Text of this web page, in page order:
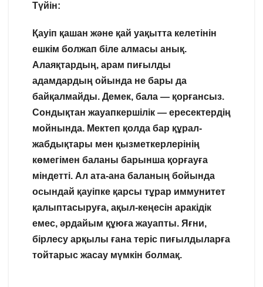
Түйін:
Қауіп қашан және қай уақытта келетінін
ешкім болжап біле алмасы анық.
Алаяқтардың, арам пиғылды
адамдардың ойында не бары да
байқалмайды. Демек, бала — қорғансыз.
Сондықтан жауапкершілік — ересектердің
мойнында. Мектеп қолда бар құрал-
жабдықтары мен қызметкерлерінің
көмегімен баланы барынша қорғауға
міндетті. Ал ата-ана баланың бойында
осындай қауіпке қарсы тұрар иммунитет
қалыптасыруға, ақыл-кеңесін аракідік
емес, әрдайым құюға жауапты. Яғни,
бірлесу арқылы ғана теріс пиғылдыларға
тойтарыс жасау мүмкін болмақ.